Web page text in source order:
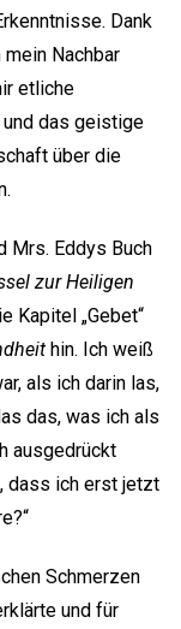
Dank
Nachbar
etliche
das geistige
über die
Mrs. Eddys Buch
zur Heiligen
Kapitel „Gebet“
hin. Ich weiß
als ich darin las,
das, was ich als
ausgedrückt
dass ich erst jetzt
Schmerzen
und für